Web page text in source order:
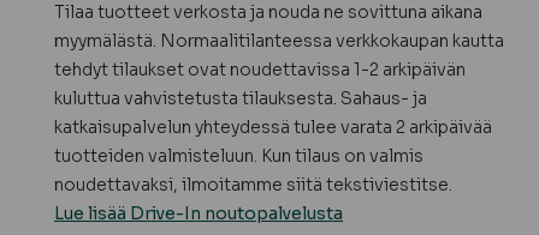
Tilaa tuotteet verkosta ja nouda ne sovittuna aikana
myymälästä. Normaalitilanteessa verkkokaupan kautta
tehdyt tilaukset ovat noudettavissa 1-2 arkipäivän
kuluttua vahvistetusta tilauksesta. Sahaus- ja
katkaisupalvelun yhteydessä tulee varata 2 arkipäivää
tuotteiden valmisteluun. Kun tilaus on valmis
noudettavaksi, ilmoitamme siitä tekstiviestitse.
Lue lisää Drive-In noutopalvelusta